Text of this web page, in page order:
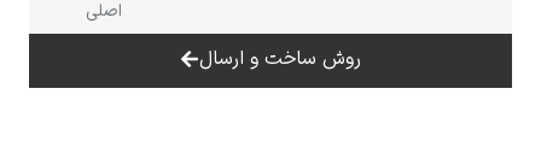
روش ساخت و ارسال